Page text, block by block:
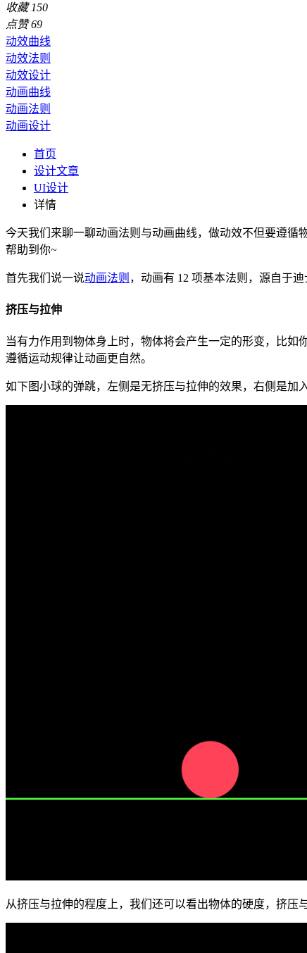
收藏 150
点赞 69
动效曲线
动效法则
动效设计
动画曲线
动画法则
动画设计
首页
设计文章
UI设计
详情
今天我们来聊一聊动画法则与动画曲线，做动效不但要遵
帮助到你~
首先我们说一说动画法则 ，动画有 12 项基本法则，源自于
挤压与拉伸
当有力作用到物体身上时，物体将会产生一定的形变，比
遵循运动规律让动画更自然。
如下图小球的弹跳，左侧是无挤压与拉伸的效果，右侧是加
从挤压与拉伸的程度上，我们还可以看出物体的硬度，挤压